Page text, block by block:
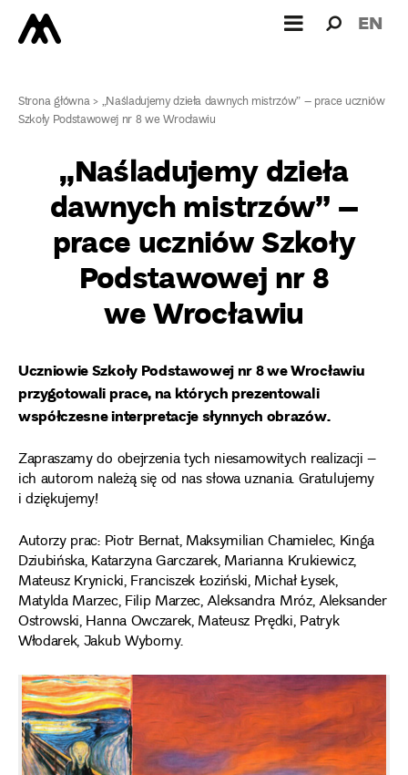
dla: EN
Strona główna>„Naśladujemy dzieła dawnych mistrzów” – prace uczniów
Szkoły Podstawowej nr 8 we Wrocławiu
„Naśladujemy dzieła
dawnych mistrzów” –
prace uczniów Szkoły
Podstawowej nr 8
we Wrocławiu
Uczniowie Szkoły Podstawowej nr 8 we Wrocławiu
przygotowali prace, na których prezentowali
współczesne interpretacje słynnych obrazów.
Zapraszamy do obejrzenia tych niesamowitych realizacji –
ich autorom należą się od nas słowa uznania. Gratulujemy
i dziękujemy!
Autorzy prac: Piotr Bernat, Maksymilian Chamielec, Kinga
Dziubińska, Katarzyna Garczarek, Marianna Krukiewicz,
Mateusz Krynicki, Franciszek Łoziński, Michał Łysek,
Matylda Marzec, Filip Marzec, Aleksandra Mróz, Aleksander
Ostrowski, Hanna Owczarek, Mateusz Prędki, Patryk
Włodarek, Jakub Wyborny.